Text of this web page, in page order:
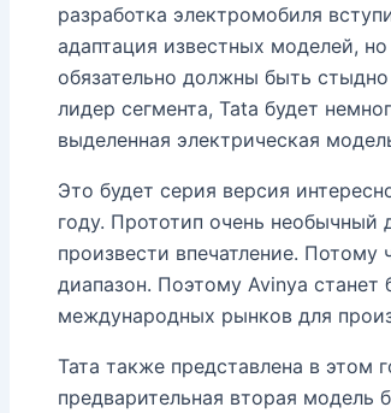
разработка электромобиля
адаптация известных моделей,
обязательно должны быть
лидер сегмента, Tata будет
выделенная электрическая
Это будет серия версия
году. Прототип очень
произвести впечатление.
диапазон. Поэтому Avinya
международных рынков для
Тата также представлена ​​в
предварительная вторая